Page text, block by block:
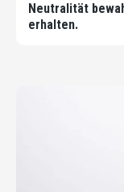
Neutralität
erhalten.